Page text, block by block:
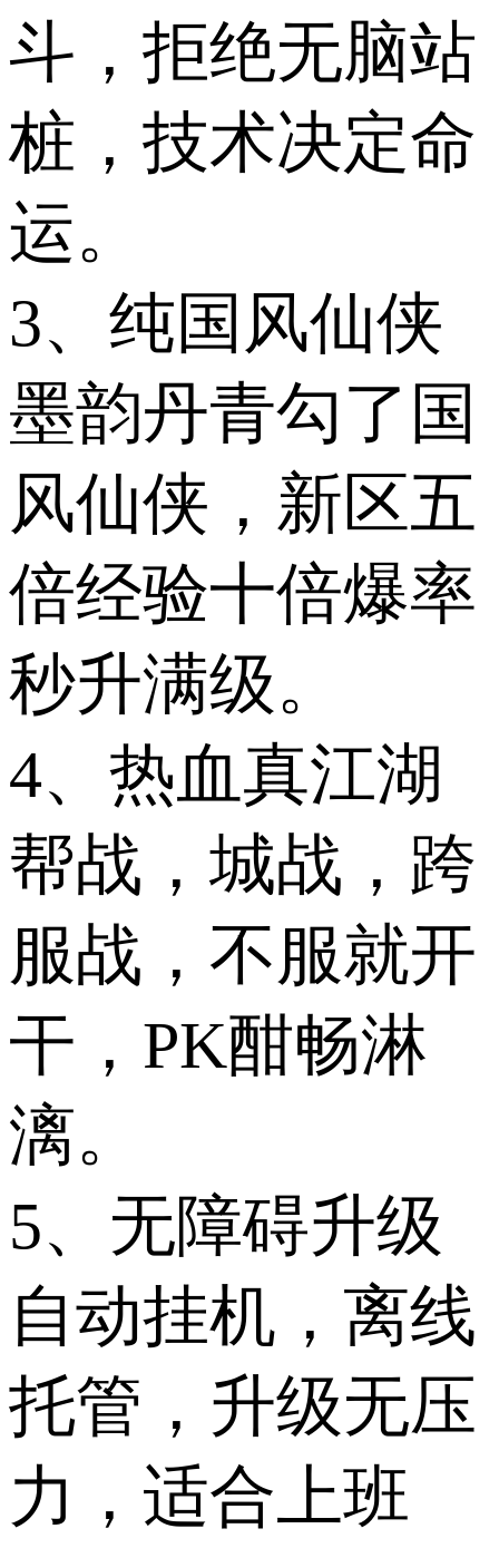
斗，拒绝无脑站
桩，技术决定命
运。
3、纯国风仙侠
墨韵丹青勾了国
风仙侠，新区五
倍经验十倍爆率
秒升满级。
4、热血真江湖
帮战，城战，跨
服战，不服就开
干，PK酣畅淋
漓。
5、无障碍升级
自动挂机，离线
托管，升级无压
力，适合上班